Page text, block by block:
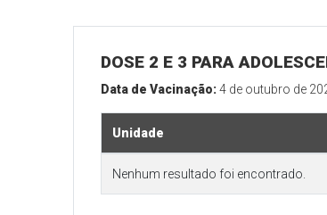
DOSE 2 E 3 PARA
Data de Vacinação:4 de outubro de
Unidade
Nenhum resultado foi encontrado.